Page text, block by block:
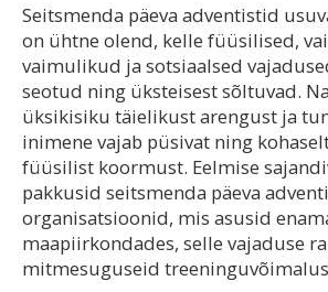
Seitsmenda päeva adventistid
on ühtne olend, kelle füüsilised,
vaimulikud ja sotsiaalsed
seotud ning üksteisest sõltuvad.
üksikisiku täielikust arengust ja
inimene vajab püsivat ning
füüsilist koormust. Eelmise
pakkusid seitsmenda päeva
organisatsioonid, mis asusid
maapiirkondades, selle vajaduse
mitmesuguseid